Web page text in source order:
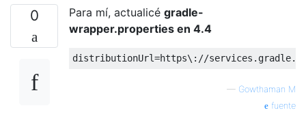
0 Para mí, actualicé gradle-
wrapper.properties en 4.4
distributionUrl=https\: //
— Gowthaman M
fuente